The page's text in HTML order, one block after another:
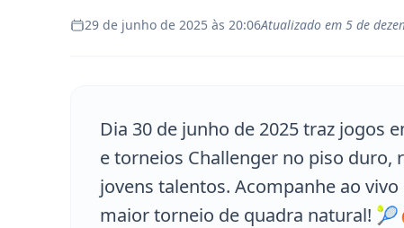
29 de junho de 2025 às 20:06Atualizado em 5 de
Dia 30 de junho de 2025 traz jogos
e torneios Challenger no piso
jovens talentos. Acompanhe ao
maior torneio de quadra natural!